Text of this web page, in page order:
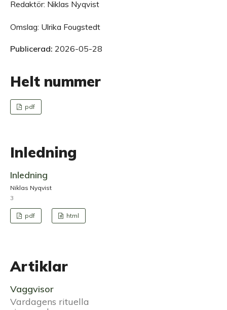
Redaktör: Niklas Nyqvist
Omslag: Ulrika Fougstedt
Publicerad: 2026-05-28
Helt nummer
pdf
Inledning
Inledning
Niklas Nyqvist
3
pdf html
Artiklar
Vaggvisor
Vardagens rituella